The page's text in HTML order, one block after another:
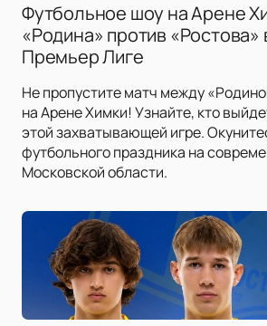
Футбольное шоу на Арене
«Родина» против «Ростова»
Премьер Лиге
Не пропустите матч между
на Арене Химки! Узнайте, кто
этой захватывающей игре.
футбольного праздника на
Московской области.